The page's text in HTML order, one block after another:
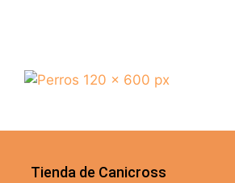
Tienda de Canicross